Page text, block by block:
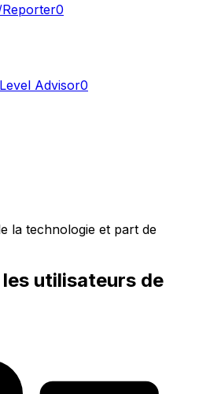
0
Advisor0
la technologie et part de
utilisateurs de